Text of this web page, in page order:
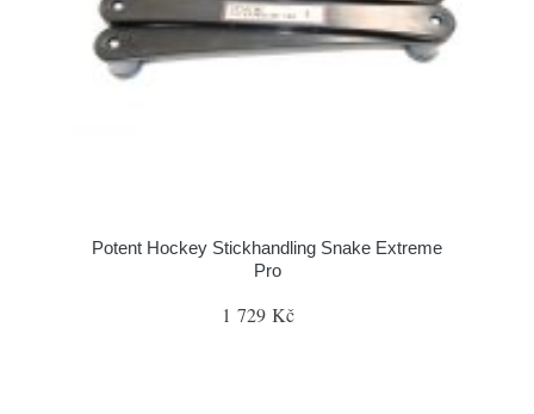
Potent Hockey Stickhandling Snake Extreme
Pro
1 729 Kč